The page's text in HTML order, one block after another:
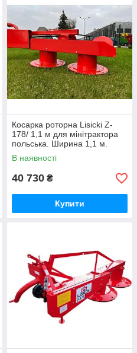
Косарка роторна Lisicki Z-
178/ 1,1 м для мінітрактора
польська. Ширина 1,1 м.
В наявності
40 730 ₴
Купити